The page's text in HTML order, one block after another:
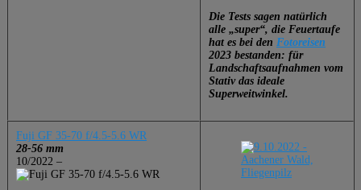
Die Tests sagen natürlich
alle „super“, die Feuertaufe
hat es bei den Fotoreisen
2023 bestanden: für
Landschaftsaufnahmen vom
Stativ das ideale
Superweitwinkel.
Fuji GF 35-70 f/4.5-5.6 WR
28-56 mm
10/2022 –